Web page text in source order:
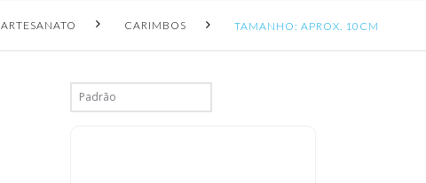
ARTESANATO CARIMBOS TAMANHO: APROX. 10CM